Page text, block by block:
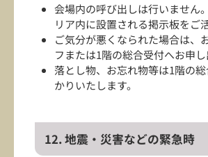
会場内の呼び出しは行いません
リア内に設置される掲示板をご
ご気分が悪くなられた場合は、
フまたは1階の総合受付へお申し
落とし物、お忘れ物等は1階の
かりいたします。
12. 地震・災害などの緊急時